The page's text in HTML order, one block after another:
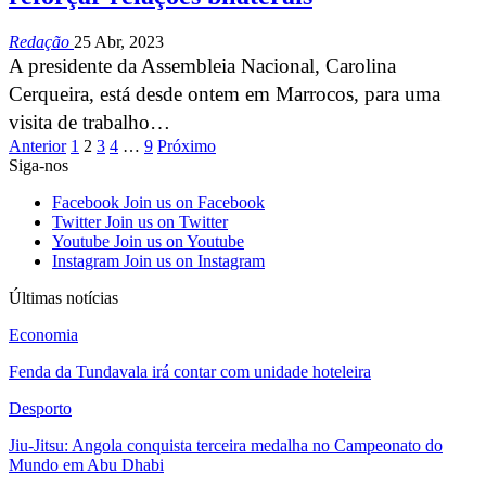
Redação 25 Abr, 2023
A presidente da Assembleia Nacional, Carolina
Cerqueira, está desde ontem em Marrocos, para uma
visita de trabalho…
Anterior 1 2 3 4 … 9 Próximo
Siga-nos
Facebook Join us on Facebook
Twitter Join us on Twitter
Youtube Join us on Youtube
Instagram Join us on Instagram
Últimas notícias
Economia
Fenda da Tundavala irá contar com unidade hoteleira
Desporto
Jiu-Jitsu: Angola conquista terceira medalha no Campeonato do
Mundo em Abu Dhabi